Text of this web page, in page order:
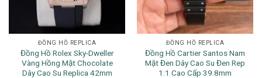
ĐỒNG HỒ REPLICA
Đồng Hồ Rolex Sky-Dweller
Vàng Hồng Mặt Chocolate
Dây Cao Su Replica 42mm
ĐỒNG HỒ REPLICA
Đồng Hồ Cartier Santos Nam
Mặt Đen Dây Cao Su Đen Rep
1:1 Cao Cấp 39.8mm